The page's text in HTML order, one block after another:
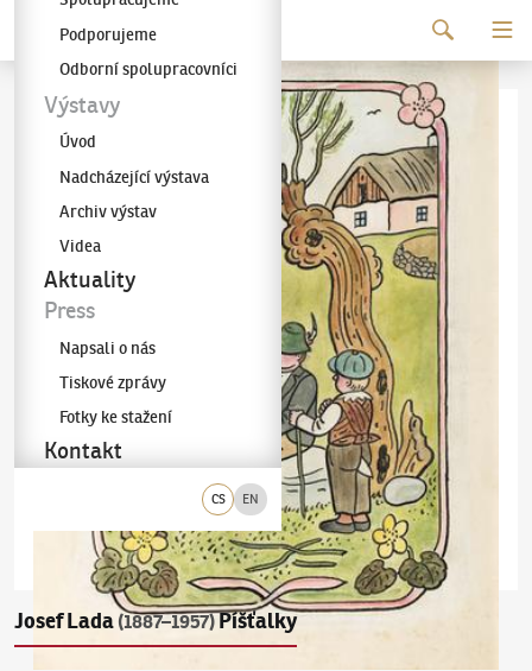
Galerie KODL
CS EN
Podporujeme
Odborní spolupracovníci
Výstavy
Úvod
Nadcházející výstava
Archiv výstav
Videa
Aktuality
Press
Napsali o nás
Tiskové zprávy
Fotky ke stažení
Kontakt
Josef Lada (1887–1957)Píšťalky